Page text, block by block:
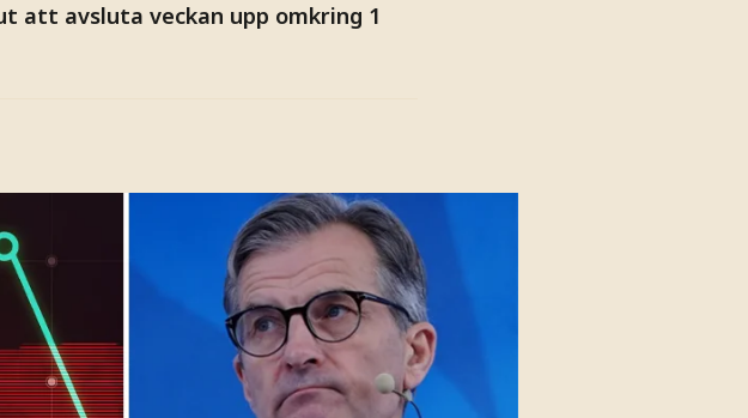
att avsluta veckan upp omkring 1